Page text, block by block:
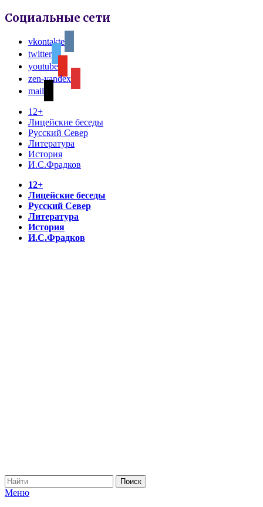
Социальные сети
vkontakte
twitter
youtube
zen-yandex
mail
12+
Лицейские беседы
Русский Север
Литература
История
И.С.Фрадков
12+
Лицейские беседы
Русский Север
Литература
История
И.С.Фрадков
Меню